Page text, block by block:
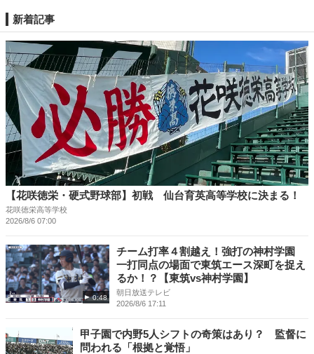
新着記事
【花咲徳栄・硬式野球部】初戦 仙台育英高等学校に決まる！
花咲徳栄高等学校
2026/8/6 07:00
0:48
チーム打率４割越え！強打の神村学園
一打同点の場面で東筑エース深町を捉え
るか！？【東筑vs神村学園】
朝日放送テレビ
2026/8/6 17:11
甲子園で内野5人シフトの奇策はあり？ 監督に
問われる「根拠と覚悟」